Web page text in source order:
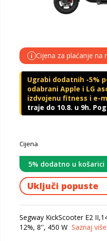
i Cijena za plaćanje na
Ugrabi dodatnih -5%
odabrani Apple i LG
izdvojenu fitness i e-
traje do 10.8. u 9h.
Cijena
5% dodatno u košarici
Uključi popuste
Segway KickScooter E2
12%, 8'', 450 W Saznaj više